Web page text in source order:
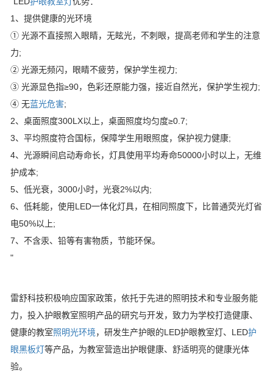
1、提供健康的光环境
① 光源不直接照入眼睛，无眩光，不刺眼，提高老师和学生的注意
力;
② 光源无频闪，眼睛不疲劳，保护学生视力;
③ 光源显色指≥90，色彩还原能力强，接近自然光，保护学生视力;
④ 无蓝光危害;
2、桌面照度300LX以上，桌面照度均匀度≥0.7;
3、平均照度符合国标，保障学生用眼照度，保护视力健康;
4、光源瞬间启动寿命长，灯具使用平均寿命50000小时以上，无维
护成本;
5、低光衰，3000小时，光衰2%以内;
6、低耗能，使用LED一体化灯具，在相同照度下，比普通荧光灯省
电50%以上;
7、不含汞、铅等有害物质，节能环保。
"
雷舒科技积极响应国家政策，依托于先进的照明技术和专业服务能
力，投入护眼教室照明产品的研究与开发，致力为学校打造健康、
健康的教室照明光环境，研发生产护眼的LED护眼教室灯、LED护
眼黑板灯等产品，为教室营造出护眼健康、舒适明亮的健康光体
验。